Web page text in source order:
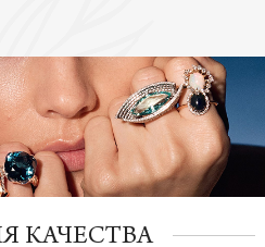
КАЧЕСТВА